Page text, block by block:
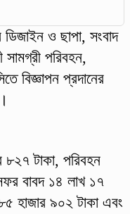
ডিজাইন ও ছাপা, সংবাদ
পরিবহন,
বিজ্ঞাপন প্রদানের
৮২৭ টাকা, পরিবহন
বাবদ ১৪ লাখ ১৭
হাজার ৯০২ টাকা এবং